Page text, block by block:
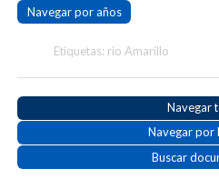
Navegar por años
Etiquetas: rio Amarillo
Navegar
Navegar por
Buscar